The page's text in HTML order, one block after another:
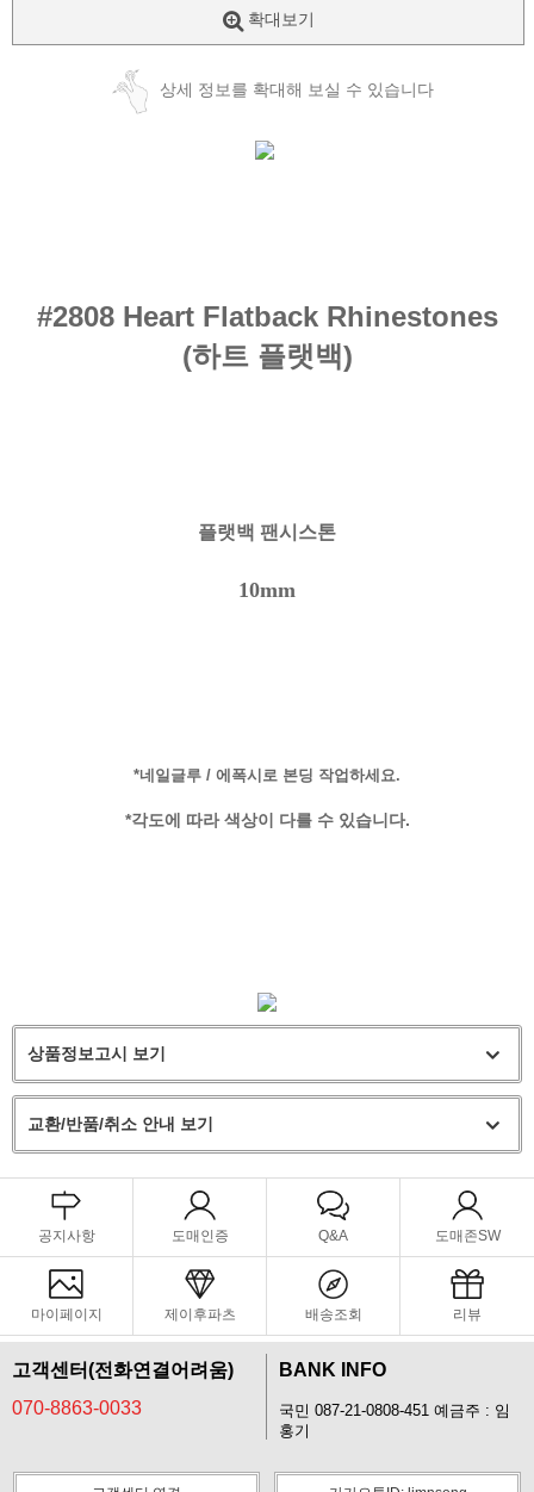
확대보기
상세 정보를 확대해 보실 수 있습니다
#2808 Heart Flatback Rhinestones
(하트 플랫백)
플랫백 팬시스톤
10mm
*네일글루 / 에폭시로 본딩 작업하세요.
*각도에 따라 색상이 다를 수 있습니다.
상품정보고시 보기
교환/반품/취소 안내 보기
공지사항 도매인증 Q&A 도매존SW
마이페이지 제이후파츠 배송조회 리뷰
고객센터(전화연결어려움)
070-8863-0033
BANK INFO
국민 087-21-0808-451 예금주 : 임
홍기